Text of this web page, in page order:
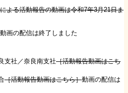
よる活動報告の動画は令和7年3月21日ま
動画の配信は終了しました
支社／奈良南支社［活動報告動画はこち
［活動報告動画はこちら］動画の配信は